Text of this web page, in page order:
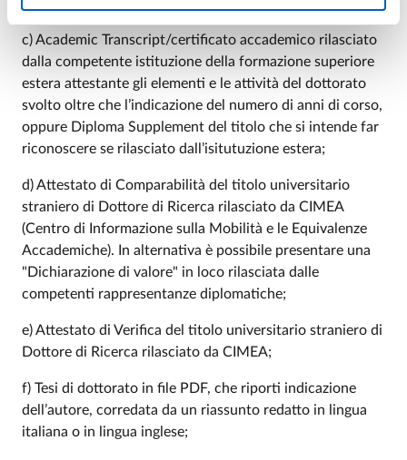
c) Academic Transcript/certificato accademico rilasciato
dalla competente istituzione della formazione superiore
estera attestante gli elementi e le attività del dottorato
svolto oltre che l’indicazione del numero di anni di corso,
oppure Diploma Supplement del titolo che si intende far
riconoscere se rilasciato dall’isitutuzione estera;
d) Attestato di Comparabilità del titolo universitario
straniero di Dottore di Ricerca rilasciato da CIMEA
(Centro di Informazione sulla Mobilità e le Equivalenze
Accademiche). In alternativa è possibile presentare una
"Dichiarazione di valore" in loco rilasciata dalle
competenti rappresentanze diplomatiche;
e) Attestato di Verifica del titolo universitario straniero di
Dottore di Ricerca rilasciato da CIMEA;
f) Tesi di dottorato in file PDF, che riporti indicazione
dell’autore, corredata da un riassunto redatto in lingua
italiana o in lingua inglese;